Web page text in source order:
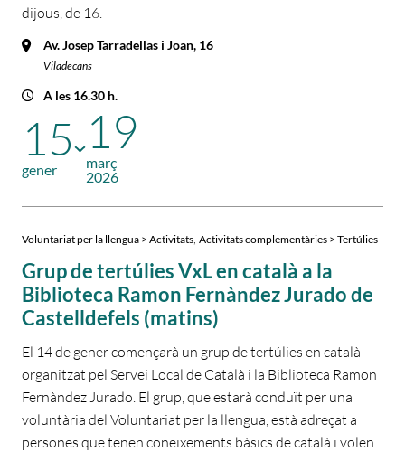
dijous, de 16.
Av. Josep Tarradellas i Joan, 16
Viladecans
A les 16.30 h.
15
gener
19
març
2026
Voluntariat per la llengua > Activitats Activitats complementàries > Tertúlies
Grup de tertúlies VxL en català a la
Biblioteca Ramon Fernàndez Jurado de
Castelldefels (matins)
El 14 de gener començarà un grup de tertúlies en català
organitzat pel Servei Local de Català i la Biblioteca Ramon
Fernàndez Jurado. El grup, que estarà conduït per una
voluntària del Voluntariat per la llengua, està adreçat a
persones que tenen coneixements bàsics de català i volen